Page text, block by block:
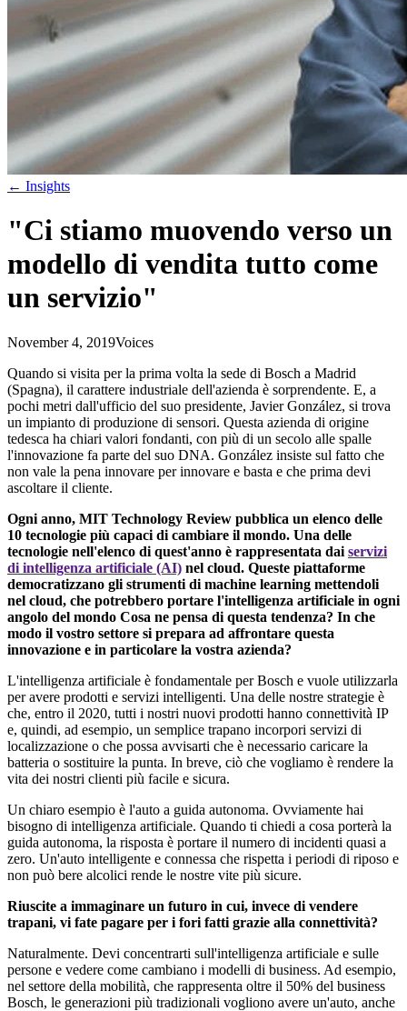
← Insights
"Ci stiamo muovendo verso un
modello di vendita tutto come
un servizio"
November 4, 2019Voices
Quando si visita per la prima volta la sede di Bosch a Madrid
(Spagna), il carattere industriale dell'azienda è sorprendente. E, a
pochi metri dall'ufficio del suo presidente, Javier González, si trova
un impianto di produzione di sensori. Questa azienda di origine
tedesca ha chiari valori fondanti, con più di un secolo alle spalle
l'innovazione fa parte del suo DNA. González insiste sul fatto che
non vale la pena innovare per innovare e basta e che prima devi
ascoltare il cliente.
Ogni anno, MIT Technology Review pubblica un elenco delle
10 tecnologie più capaci di cambiare il mondo. Una delle
tecnologie nell'elenco di quest'anno è rappresentata dai servizi
di intelligenza artificiale (AI) nel cloud. Queste piattaforme
democratizzano gli strumenti di machine learning mettendoli
nel cloud, che potrebbero portare l'intelligenza artificiale in ogni
angolo del mondo Cosa ne pensa di questa tendenza? In che
modo il vostro settore si prepara ad affrontare questa
innovazione e in particolare la vostra azienda?
L'intelligenza artificiale è fondamentale per Bosch e vuole utilizzarla
per avere prodotti e servizi intelligenti. Una delle nostre strategie è
che, entro il 2020, tutti i nostri nuovi prodotti hanno connettività IP
e, quindi, ad esempio, un semplice trapano incorpori servizi di
localizzazione o che possa avvisarti che è necessario caricare la
batteria o sostituire la punta. In breve, ciò che vogliamo è rendere la
vita dei nostri clienti più facile e sicura.
Un chiaro esempio è l'auto a guida autonoma. Ovviamente hai
bisogno di intelligenza artificiale. Quando ti chiedi a cosa porterà la
guida autonoma, la risposta è portare il numero di incidenti quasi a
zero. Un'auto intelligente e connessa che rispetta i periodi di riposo e
non può bere alcolici rende le nostre vite più sicure.
Riuscite a immaginare un futuro in cui, invece di vendere
trapani, vi fate pagare per i fori fatti grazie alla connettività?
Naturalmente. Devi concentrarti sull'intelligenza artificiale e sulle
persone e vedere come cambiano i modelli di business. Ad esempio,
nel settore della mobilità, che rappresenta oltre il 50% del business
Bosch, le generazioni più tradizionali vogliono avere un'auto, anche